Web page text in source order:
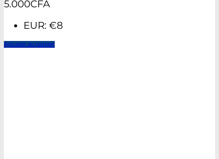
5.000CFA
EUR: €8
Ajouter au panier